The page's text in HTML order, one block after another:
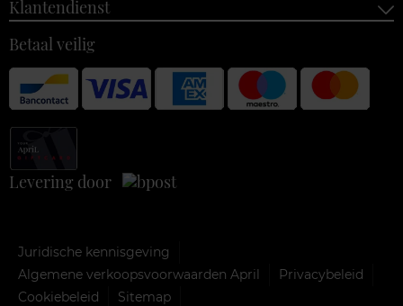
Klantendienst
Betaal veilig
Levering door
Juridische kennisgeving
Algemene verkoopsvoorwaarden April
Privacybeleid
Cookiebeleid
Sitemap